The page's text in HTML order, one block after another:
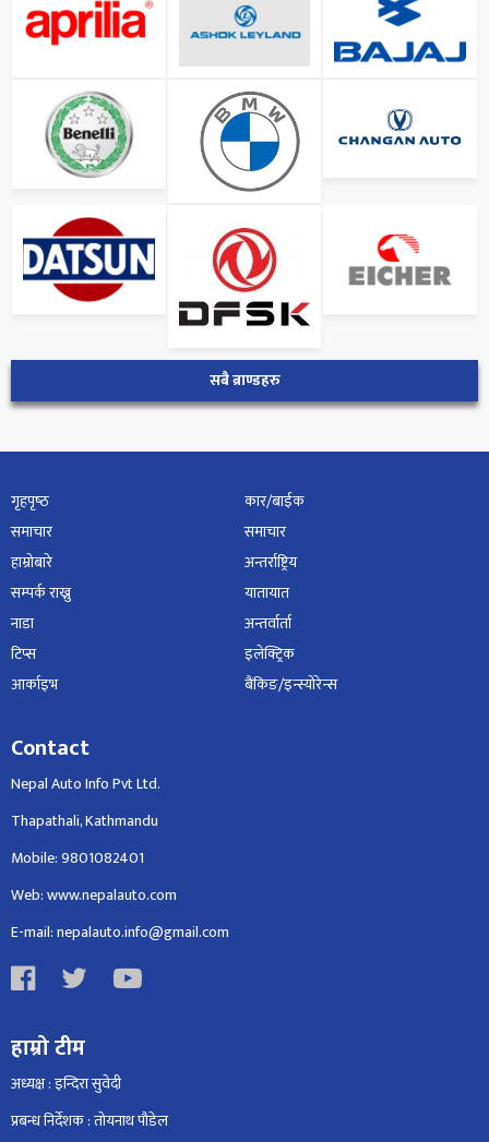
सबै ब्राण्डहरु
गृहपृष्‍ठ
समाचार
हाम्रोबारे
सम्पर्क राख्नु
नाडा
टिप्स
आर्काइभ
कार/बाईक
समाचार
अन्तर्राष्ट्रिय
यातायात
अन्तर्वार्ता
इलेक्ट्रिक
बैंकिङ/इन्स्योरेन्स
Contact
Nepal Auto Info Pvt Ltd.
Thapathali, Kathmandu
Mobile: 9801082401
Web: www.nepalauto.com
E-mail: nepalauto.info@gmail.com
हाम्रो टीम
अध्यक्ष : इन्दिरा सुवेदी
प्रबन्ध निर्देशक : तोयनाथ पौडेल